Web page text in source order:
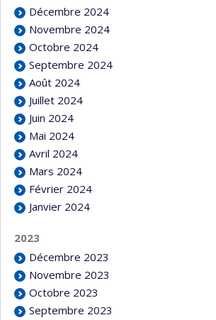
Décembre 2024
Novembre 2024
Octobre 2024
Septembre 2024
Août 2024
Juillet 2024
Juin 2024
Mai 2024
Avril 2024
Mars 2024
Février 2024
Janvier 2024
2023
Décembre 2023
Novembre 2023
Octobre 2023
Septembre 2023